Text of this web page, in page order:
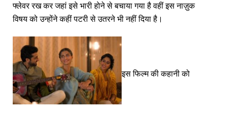
फ्लेवर रख कर जहां इसे भारी होने से बचाया गया है वहीं इस नाज़ुक
विषय को उन्होंने कहीं पटरी से उतरने भी नहीं दिया है।
इस फिल्म की कहानी को